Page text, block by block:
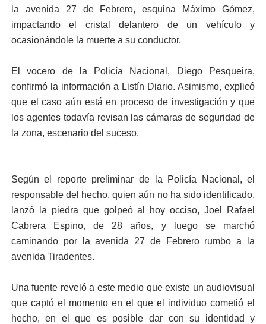
la avenida 27 de Febrero, esquina Máximo Gómez,
impactando el cristal delantero de un vehículo y
ocasionándole la muerte a su conductor.
El vocero de la Policía Nacional, Diego Pesqueira,
confirmó la información a Listín Diario. Asimismo, explicó
que el caso aún está en proceso de investigación y que
los agentes todavía revisan las cámaras de seguridad de
la zona, escenario del suceso.
Según el reporte preliminar de la Policía Nacional, el
responsable del hecho, quien aún no ha sido identificado,
lanzó la piedra que golpeó al hoy occiso, Joel Rafael
Cabrera Espino, de 28 años, y luego se marchó
caminando por la avenida 27 de Febrero rumbo a la
avenida Tiradentes.
Una fuente reveló a este medio que existe un audiovisual
que captó el momento en el que el individuo cometió el
hecho, en el que es posible dar con su identidad y